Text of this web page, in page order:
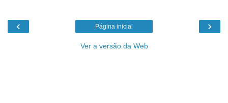
‹ ›
Página inicial
Ver a versão da Web